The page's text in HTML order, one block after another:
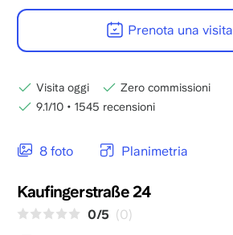
8 foto Planimetria
Kaufingerstraße 24
0/5 (0)
Prenota una visita
Visita oggi
Zero commissioni
9.1/10 • 1545 recensioni